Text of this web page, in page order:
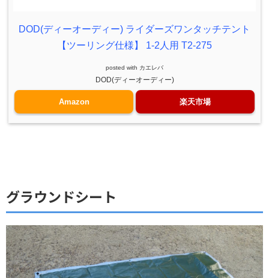
DOD(ディーオーディー) ライダーズワンタッチテント
【ツーリング仕様】 1-2人用 T2-275
posted with カエレバ
DOD(ディーオーディー)
Amazon 楽天市場
グラウンドシート